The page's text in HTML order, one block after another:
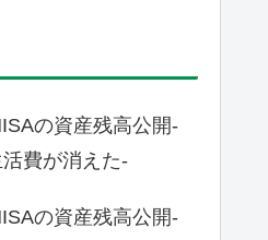
の資産残高公開-
費が消えた-
の資産残高公開-